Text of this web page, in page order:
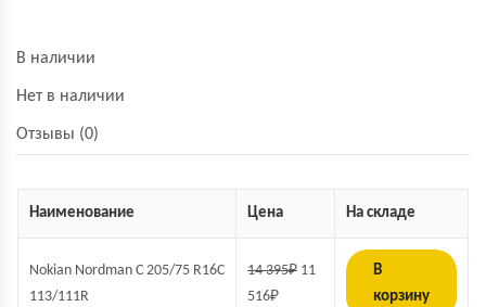
В наличии
Нет в наличии
Отзывы (0)
Наименование Цена На складе
Nokian Nordman C 205/75 R16C
113/111R
14 395₽ 11
516₽
В
корзину